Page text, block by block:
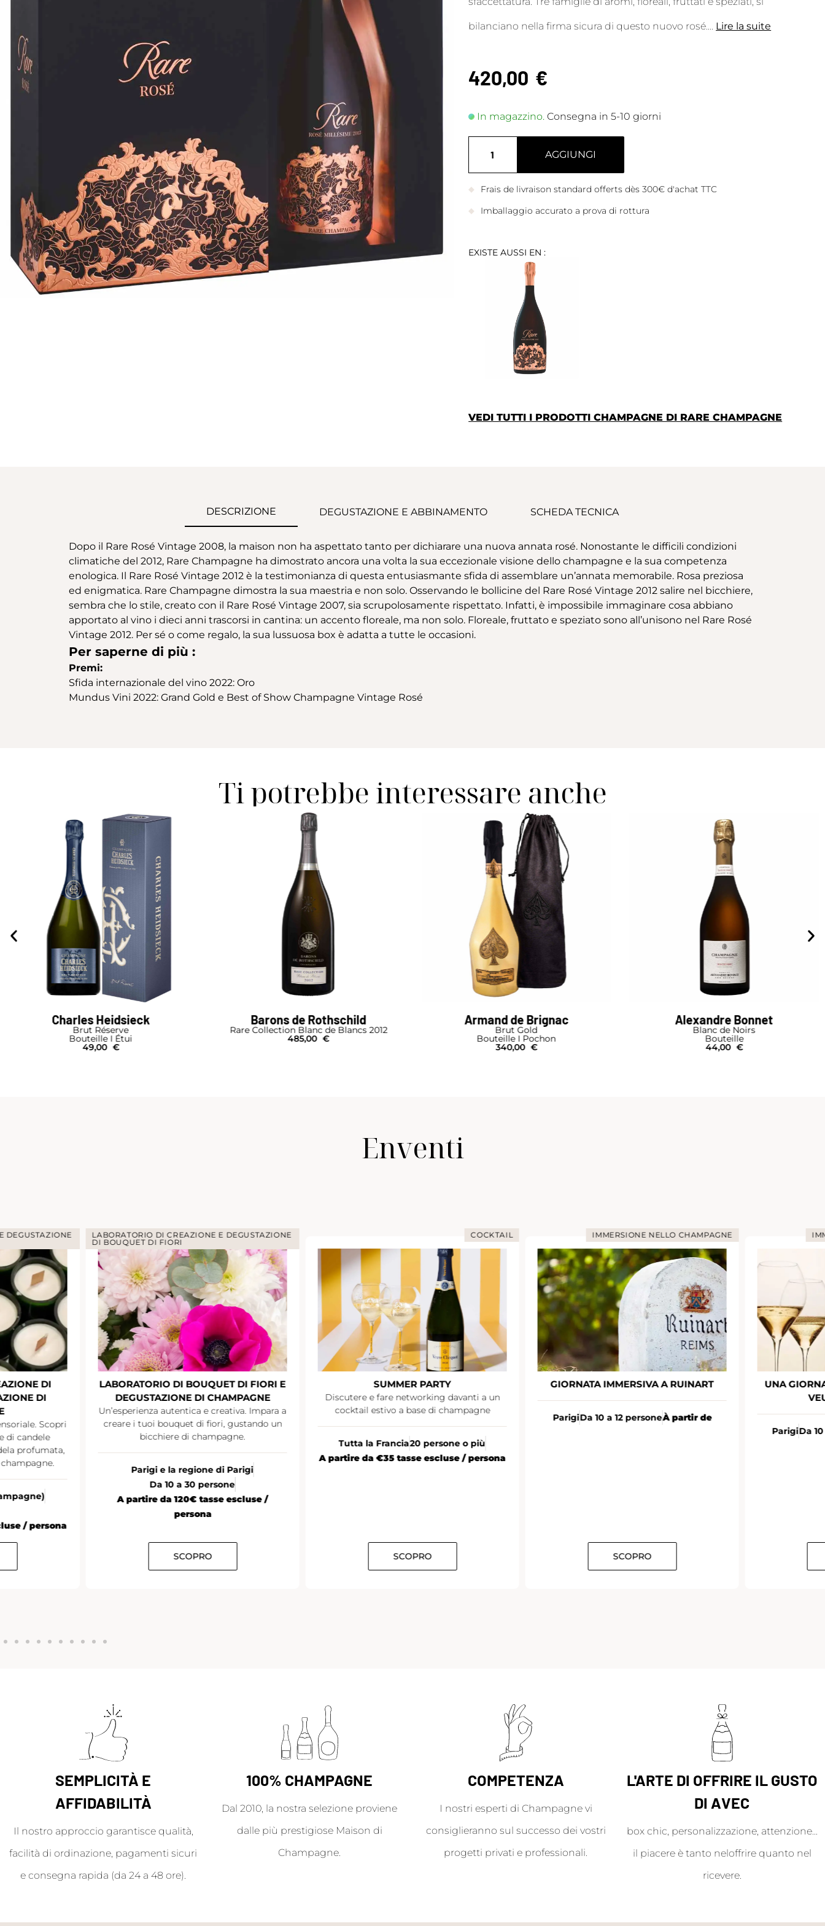
bilanciano nella firma sicura di questo nuovo rosé. Lire la suite
420,00 €
In magazzino.Consegna in 5-10 giorni
AGGIUNGI
Frais de livraison standard offerts dès 300€ d'achat TTC
Imballaggio accurato a prova di rottura
EXISTE AUSSI EN :
VEDI TUTTI I PRODOTTI CHAMPAGNE DI RARE CHAMPAGNE
DESCRIZIONE DEGUSTAZIONE E ABBINAMENTO SCHEDA TECNICA
Dopo il Rare Rosé Vintage 2008, la maison non ha aspettato tanto per dichiarare una nuova annata rosé. Nonostante le difficili condizioni
climatiche del 2012, Rare Champagne ha dimostrato ancora una volta la sua eccezionale visione dello champagne e la sua competenza
enologica. Il Rare Rosé Vintage 2012 è la testimonianza di questa entusiasmante sfida di assemblare un’annata memorabile. Rosa preziosa
ed enigmatica. Rare Champagne dimostra la sua maestria e non solo. Osservando le bollicine del Rare Rosé Vintage 2012 salire nel bicchiere,
sembra che lo stile, creato con il Rare Rosé Vintage 2007, sia scrupolosamente rispettato. Infatti, è impossibile immaginare cosa abbiano
apportato al vino i dieci anni trascorsi in cantina: un accento floreale, ma non solo. Floreale, fruttato e speziato sono all’unisono nel Rare Rosé
Vintage 2012. Per sé o come regalo, la sua lussuosa box è adatta a tutte le occasioni.
Per saperne di più :
Premi:
Sfida internazionale del vino 2022: Oro
Mundus Vini 2022: Grand Gold e Best of Show Champagne Vintage Rosé
Ti potrebbe interessare anche
Barons de Rothschild
Rare Collection Blanc de Blancs 2012
485,00 €
Armand de Brignac
Brut Gold
Bouteille I Pochon
Alexandre Bonnet
Blanc de Noirs
Bouteille
44,00 €
Drappier
Rosé de Saignée
Demi-Bouteille
23,00 €
Enventi
DI CREAZIONE E DEGUSTAZIONE
LABORATORIO DI BOUQUET DI FIORI E
DEGUSTAZIONE DI CHAMPAGNE
Un’esperienza autentica e creativa. Impara a
creare i tuoi bouquet di fiori, gustando un
bicchiere di champagne.
Parigi e la regione di Parigi
A partire da 120€ tasse escluse /
SUMMER PARTY
Discutere e fare networking davanti a un
cocktail estivo a base di champagne
Tutta la Francia
20 persone o più
A partire da €35 tasse escluse / persona
IMMERSIONE NELLO CHAMPAGNE
GIORNATA IMMERSIVA A RUINART
Parigi Da 10 a 12 personeÀ partir de
IMMERSIONE NELLO
UNA GIORNATA IMMERSIVA
Da 10 a 12 personeÀ partir
SEMPLICITÀ E
AFFIDABILITÀ
Il nostro approccio garantisce qualità,
facilità di ordinazione, pagamenti sicuri
e consegna rapida (da 24 a 48 ore).
100% CHAMPAGNE
Dal 2010, la nostra selezione proviene
dalle più prestigiose Maison di
Champagne.
COMPETENZA
I nostri esperti di Champagne vi
consiglieranno sul successo dei vostri
progetti privati e professionali.
L'ARTE DI OFFRIRE IL GUSTO
DI AVEC
box chic, personalizzazione, attenzione...
il piacere è tanto neloffrire quanto nel
ricevere.